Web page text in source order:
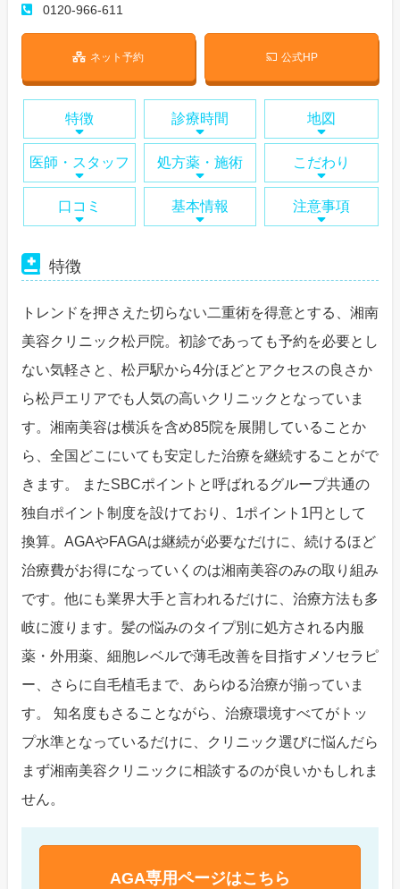
0120-966-611
ネット予約 公式HP
特徴 診療時間 地図
医師・スタッフ 処方薬・施術 こだわり
口コミ 基本情報 注意事項
特徴
トレンドを押さえた切らない二重術を得意とする、湘南
美容クリニック松戸院。初診であっても予約を必要とし
ない気軽さと、松戸駅から4分ほどとアクセスの良さか
ら松戸エリアでも人気の高いクリニックとなっていま
す。湘南美容は横浜を含め85院を展開していることか
ら、全国どこにいても安定した治療を継続することがで
きます。 またSBCポイントと呼ばれるグループ共通の
独自ポイント制度を設けており、1ポイント1円として
換算。AGAやFAGAは継続が必要なだけに、続けるほど
治療費がお得になっていくのは湘南美容のみの取り組み
です。他にも業界大手と言われるだけに、治療方法も多
岐に渡ります。髪の悩みのタイプ別に処方される内服
薬・外用薬、細胞レベルで薄毛改善を目指すメソセラピ
ー、さらに自毛植毛まで、あらゆる治療が揃っていま
す。 知名度もさることながら、治療環境すべてがトッ
プ水準となっているだけに、クリニック選びに悩んだら
まず湘南美容クリニックに相談するのが良いかもしれま
せん。
AGA専用ページはこちら